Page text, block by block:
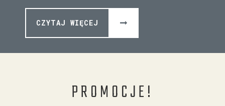
CZYTAJ WIĘCEJ
PROMOCJE!